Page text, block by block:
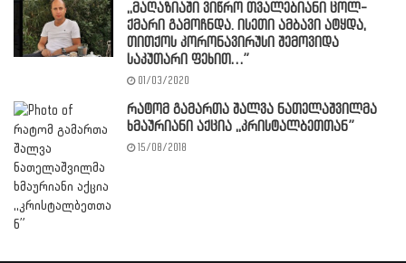
,,მაღაზიაში ვიწრო თვალებიანი ცოლ-
ქმარი გამოჩნდა. ისეთი ამბავი ატყდა,
თითქოს კორონავირუსი შემოვიდა
საკუთარი ფეხით…”
01/03/2020
რატომ გამართა შალვა ნათელაშვილმა
ხმაურიანი აქცია ,,კრისტალბეთთან”
15/08/2018